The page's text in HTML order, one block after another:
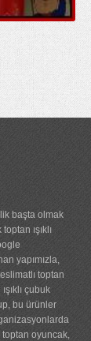
başta olmak
ışıklı
yapımızla,
toptan
çubuk
bu ürünler
toptan oyuncak,